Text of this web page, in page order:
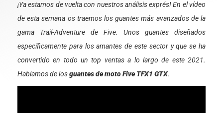
¡Ya estamos de vuelta con nuestros análisis exprés! En el vídeo
de esta semana os traemos los guantes más avanzados de la
gama Trail-Adventure de Five. Unos guantes diseñados
específicamente para los amantes de este sector y que se ha
convertido en todo un top ventas a lo largo de este 2021.
Hablamos de losguantes de moto Five TFX1 GTX.